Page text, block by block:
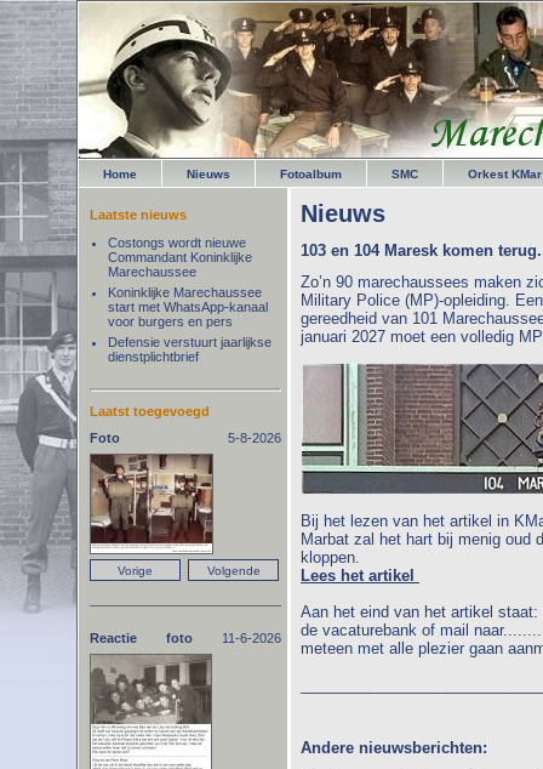
Home Nieuws Fotoalbum SMC Orkest KMar
Nieuws
103 en 104 Maresk komen
Zo’n 90 marechaussees maken
Military Police (MP)-opleiding.
gereedheid van 101
januari 2027 moet een volledig
Bij het lezen van het artikel in
Marbat zal het hart bij menig oud
kloppen.
Lees het artikel
Aan het eind van het artikel
de vacaturebank of mail
meteen met alle plezier gaan
Andere nieuwsberichten:
Laatste nieuws
Costongs wordt nieuwe
Commandant Koninklijke
Marechaussee
Koninklijke Marechaussee
start met WhatsApp-kanaal
voor burgers en pers
Defensie verstuurt jaarlijkse
dienstplichtbrief
Laatst toegevoegd
Foto
5-8-2026
Reactie foto 11-6-2026